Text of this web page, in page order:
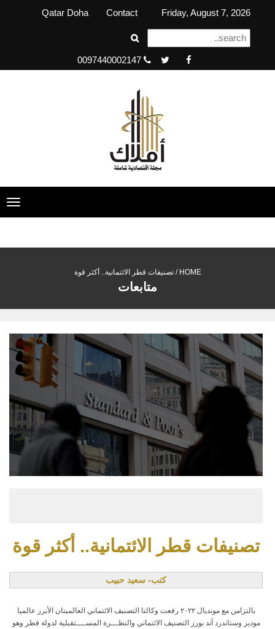
Friday, August 7, 2026
Contact
Qatar Doha
HOME / تصنيفات قطر الائتمانية.. أكثر قوة
متابعات
تصنيفات قطر الائتمانية.. أكثر قوة
كتب- سعيد حبيب
بالتزامن مع مونديال ٢٠٢٢ رفعت وكالتا التصنيف الائتماني العالميتان الأبرز عالميا
موديز وستاندرد آند بورز التصنيف الائتماني والنظـــرة المســــتقبلية لدولة قطر وهو